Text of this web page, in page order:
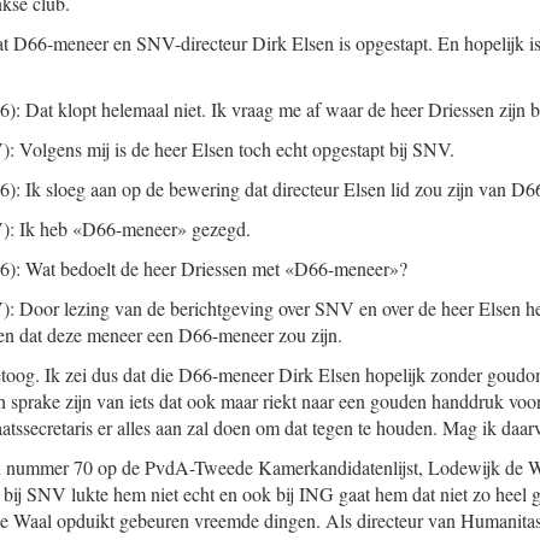
D66-meneer en SNV-directeur Dirk Elsen is opgestapt. En hopelijk
Dat klopt helemaal niet. Ik vraag me af waar de heer Driessen zijn
Volgens mij is de heer Elsen toch echt opgestapt bij SNV.
Ik sloeg aan op de bewering dat directeur Elsen lid zou zijn van
Ik heb «D66-meneer» gezegd.
Wat bedoelt de heer Driessen met «D66-meneer»?
Door lezing van de berichtgeving over SNV en over de heer Elsen
dat deze meneer een D66-meneer zou zijn.
Ik zei dus dat die D66-meneer Dirk Elsen hopelijk zonder
sprake zijn van iets dat ook maar riekt naar een gouden handdruk
er alles aan zal doen om dat tegen te houden. Mag ik
70 op de PvdA-Tweede Kamerkandidatenlijst, Lodewijk de
SNV lukte hem niet echt en ook bij ING gaat hem dat niet zo heel
Waal opduikt gebeuren vreemde dingen. Als directeur van